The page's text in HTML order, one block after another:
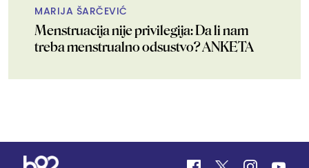
MARIJA ŠARČEVIĆ
Menstruacija nije privilegija: Da li nam
treba menstrualno odsustvo? ANKETA